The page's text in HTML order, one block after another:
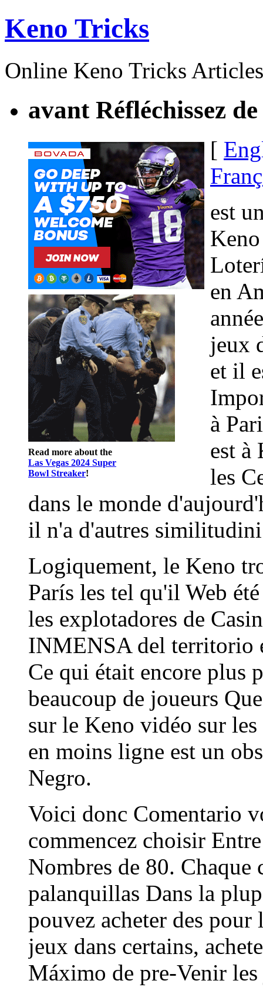
Keno Tricks
Online Keno Tricks Articles
avant Réfléchissez
Read more about the
Las Vegas 2024 Super
Bowl Streaker!
[
est
en
jeux
et il
à
est à
les
dans le monde
il n'a d'autres
Logiquement, le Keno
París les tel qu'il Web
les explotadores de
INMENSA del territorio
Ce qui était encore plus
beaucoup de joueurs
sur le Keno vidéo sur
en moins ligne est un
Negro.
Voici donc Comentario
commencez choisir
Nombres de 80. Chaque
palanquillas Dans la
pouvez acheter des
jeux dans certains,
Máximo de pre-Venir